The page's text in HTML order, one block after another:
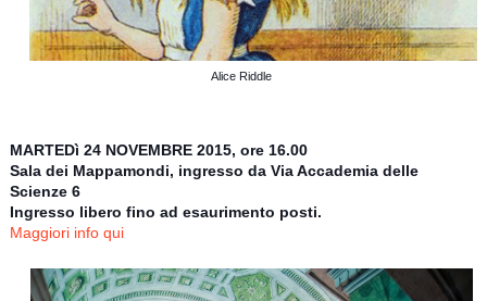
Alice Riddle
MARTEDì 24 NOVEMBRE 2015, ore 16.00
Sala dei Mappamondi, ingresso da Via Accademia delle
Scienze 6
Ingresso libero fino ad esaurimento posti.
Maggiori info qui